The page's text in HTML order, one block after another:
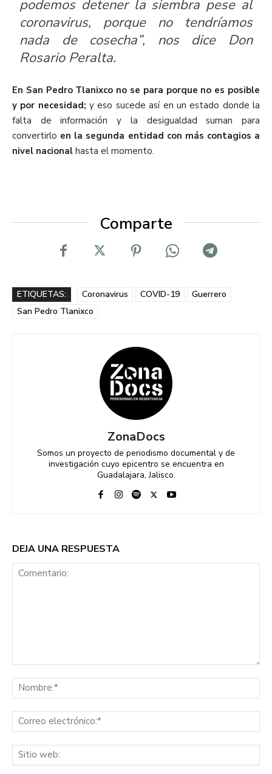
podemos detener la siembra pese al
coronavirus, porque no tendríamos
nada de cosecha”, nos dice Don
Rosario Peralta.
En San Pedro Tlanixco no se para porque no es posible
y por necesidad;y eso sucede así en un estado donde la
falta de información y la desigualdad suman para
convertirlo en la segunda entidad con más contagios a
nivel nacional hasta el momento.
Comparte
ETIQUETAS: Coronavirus COVID-19
Guerrero
San Pedro Tlanixco
ZonaDocs
Somos un proyecto de periodismo documental y de
investigación cuyo epicentro se encuentra en
Guadalajara, Jalisco.
DEJA UNA RESPUESTA